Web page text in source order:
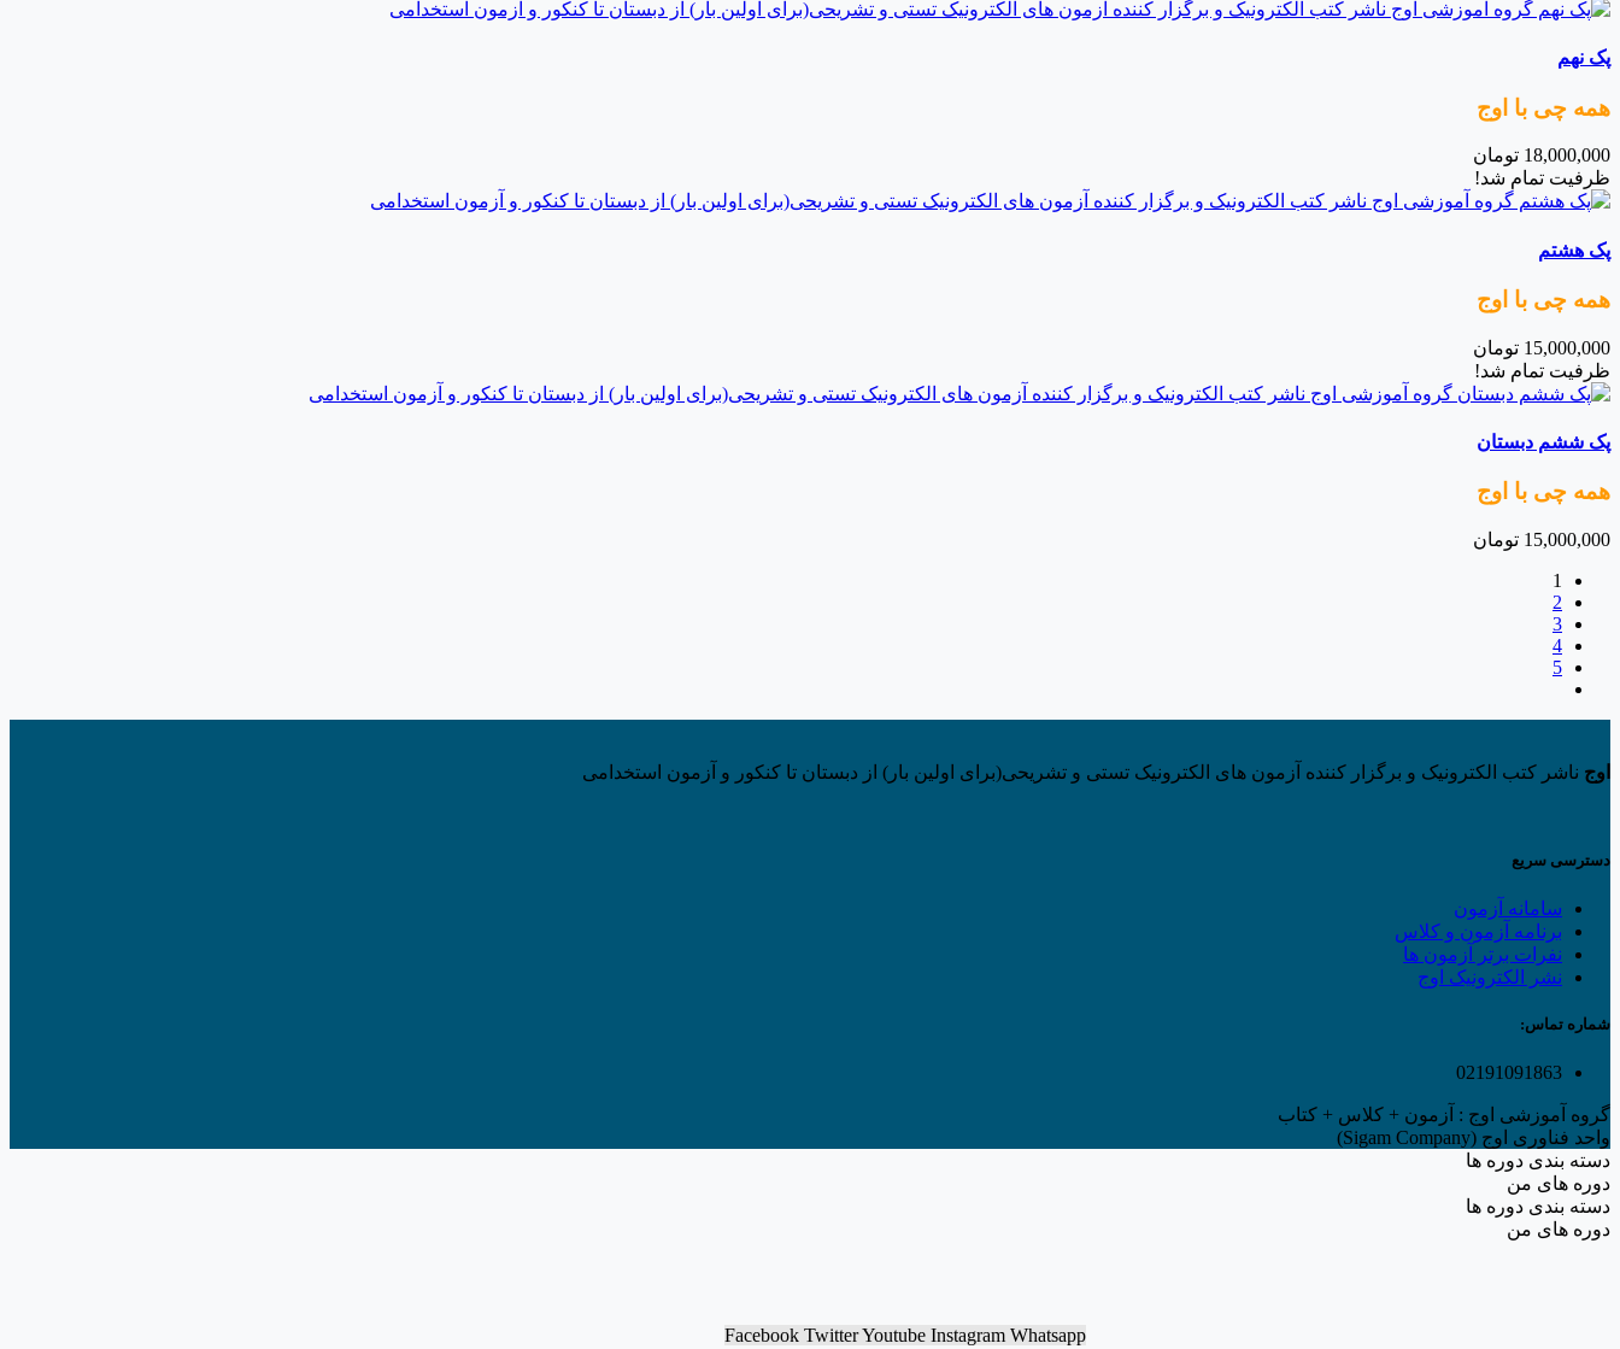
پک نهم
همه چی با اوج
18,000,000 تومان
ظرفیت تمام شد!
پک هشتم
همه چی با اوج
15,000,000 تومان
ظرفیت تمام شد!
پک ششم دبستان
همه چی با اوج
15,000,000 تومان
1
2
3
4
5
اوج ناشر کتب الکترونیک و برگزار کننده آزمون های الکترونیک تستی و تشریحی(برای اولین بار) از دبستان تا کنکور و آزمون استخدامی
دسترسی سریع
سامانه آزمون
برنامه آزمون و کلاس
نفرات برتر آزمون ها
نشر الکترونیک اوج
شماره تماس:
02191091863
گروه آموزشی اوج : آزمون + کلاس + کتاب
واحد فناوری اوج (Sigam Company)
دسته بندی دوره ها
دوره های من
دسته بندی دوره ها
دوره های من
Facebook TwitterYoutube Instagram Whatsapp